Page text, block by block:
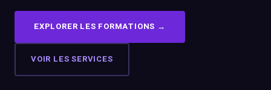
INTELLIGENCE
ARTIFICIELLE ✨
Back
office
Packs
identité
de
marque
EXPLORER LES FORMATIONS →
VOIR LES SERVICES